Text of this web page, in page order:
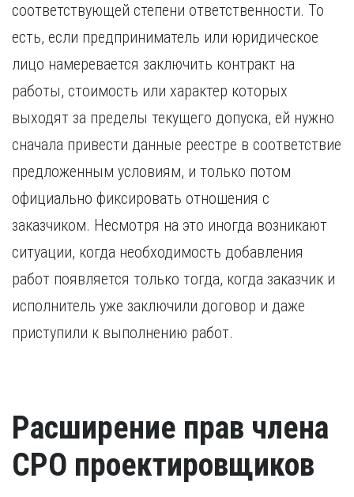
соответствующей степени ответственности. То
есть, если предприниматель или юридическое
лицо намеревается заключить контракт на
работы, стоимость или характер которых
выходят за пределы текущего допуска, ей нужно
сначала привести данные реестре в соответствие
предложенным условиям, и только потом
официально фиксировать отношения с
заказчиком. Несмотря на это иногда возникают
ситуации, когда необходимость добавления
работ появляется только тогда, когда заказчик и
исполнитель уже заключили договор и даже
приступили к выполнению работ.
Расширение прав члена
СРО проектировщиков